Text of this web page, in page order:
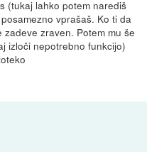
(tukaj lahko potem narediš
vprašaš. Ko ti da
zraven. Potem mu še
izloči nepotrebno funkcijo)